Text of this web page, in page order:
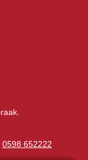
0598 652222